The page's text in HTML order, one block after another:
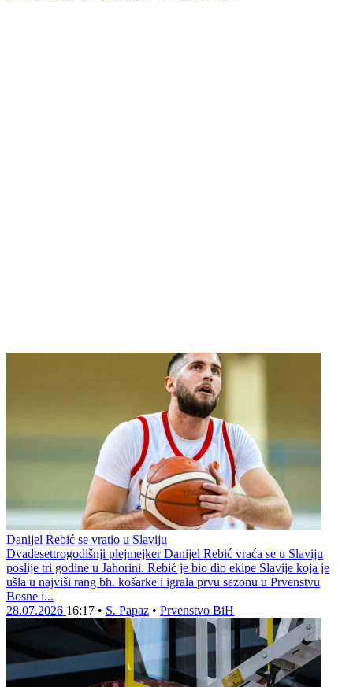
Danijel Rebić se vratio u Slaviju
Dvadesettrogodišnji plejmejker Danijel Rebić vraća se u Slaviju
poslije tri godine u Jahorini. Rebić je bio dio ekipe Slavije koja je
ušla u najviši rang bh. košarke i igrala prvu sezonu u Prvenstvu
Bosne i...
28.07.2026 16:17 • S. Papaz • Prvenstvo BiH